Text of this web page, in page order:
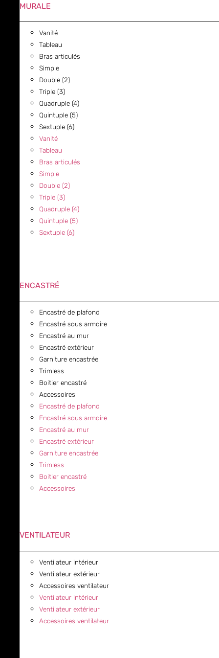
MURALE
Vanité
Tableau
Bras articulés
Simple
Double (2)
Triple (3)
Quadruple (4)
Quintuple (5)
Sextuple (6)
Vanité
Tableau
Bras articulés
Simple
Double (2)
Triple (3)
Quadruple (4)
Quintuple (5)
Sextuple (6)
ENCASTRÉ
Encastré de plafond
Encastré sous armoire
Encastré au mur
Encastré extérieur
Garniture encastrée
Trimless
Boitier encastré
Accessoires
Encastré de plafond
Encastré sous armoire
Encastré au mur
Encastré extérieur
Garniture encastrée
Trimless
Boitier encastré
Accessoires
VENTILATEUR
Ventilateur intérieur
Ventilateur extérieur
Accessoires ventilateur
Ventilateur intérieur
Ventilateur extérieur
Accessoires ventilateur